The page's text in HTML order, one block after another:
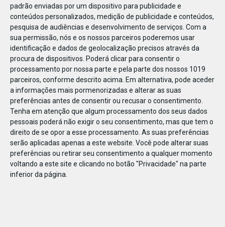
padrão enviadas por um dispositivo para publicidade e
conteúdos personalizados, medição de publicidade e conteúdos,
pesquisa de audiências e desenvolvimento de serviços. Com a
sua permissão, nós e os nossos parceiros poderemos usar
identificação e dados de geolocalização precisos através da
procura de dispositivos. Poderá clicar para consentir o
processamento por nossa parte e pela parte dos nossos 1019
parceiros, conforme descrito acima. Em alternativa, pode aceder
a informações mais pormenorizadas e alterar as suas
preferências antes de consentir ou recusar o consentimento.
Tenha em atenção que algum processamento dos seus dados
pessoais poderá não exigir o seu consentimento, mas que tem o
direito de se opor a esse processamento. As suas preferências
serão aplicadas apenas a este website. Você pode alterar suas
preferências ou retirar seu consentimento a qualquer momento
voltando a este site e clicando no botão "Privacidade" na parte
inferior da página.
1233601528805929